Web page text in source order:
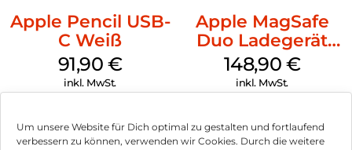
Um unsere Website für Dich optimal zu gestalten und fortlaufend
verbessern zu können, verwenden wir Cookies. Durch die weitere
Apple Pencil USB-
C Weiß
91,90 €
inkl. MwSt.
Apple MagSafe
Duo Ladegerät
Weiß
148,90 €
inkl. MwSt.